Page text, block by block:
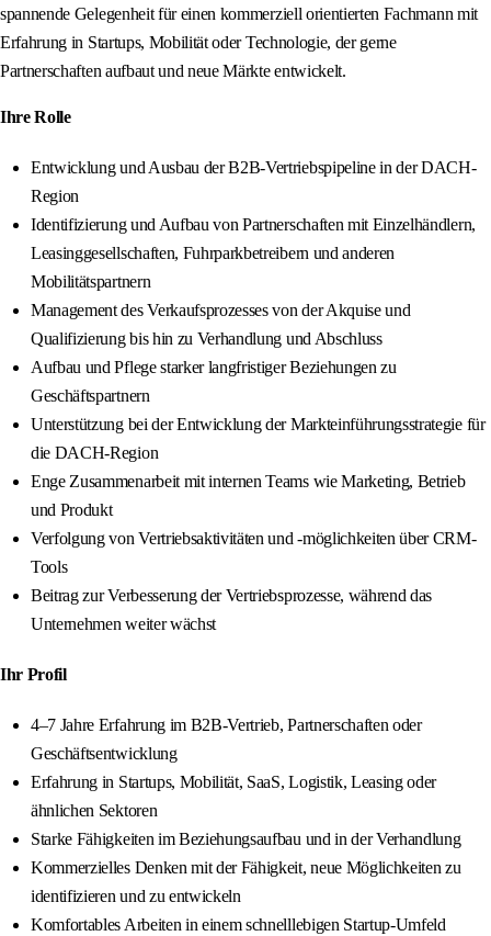
spannende Gelegenheit für einen kommerziell orientierten Fachmann mit
Erfahrung in Startups, Mobilität oder Technologie, der gerne
Partnerschaften aufbaut und neue Märkte entwickelt.
Ihre Rolle
Entwicklung und Ausbau der B2B-Vertriebspipeline in der DACH-
Region
Identifizierung und Aufbau von Partnerschaften mit Einzelhändlern,
Leasinggesellschaften, Fuhrparkbetreibern und anderen
Mobilitätspartnern
Management des Verkaufsprozesses von der Akquise und
Qualifizierung bis hin zu Verhandlung und Abschluss
Aufbau und Pflege starker langfristiger Beziehungen zu
Geschäftspartnern
Unterstützung bei der Entwicklung der Markteinführungsstrategie für
die DACH-Region
Enge Zusammenarbeit mit internen Teams wie Marketing, Betrieb
und Produkt
Verfolgung von Vertriebsaktivitäten und -möglichkeiten über CRM-
Tools
Beitrag zur Verbesserung der Vertriebsprozesse, während das
Unternehmen weiter wächst
Ihr Profil
4–7 Jahre Erfahrung im B2B-Vertrieb, Partnerschaften oder
Geschäftsentwicklung
Erfahrung in Startups, Mobilität, SaaS, Logistik, Leasing oder
ähnlichen Sektoren
Starke Fähigkeiten im Beziehungsaufbau und in der Verhandlung
Kommerzielles Denken mit der Fähigkeit, neue Möglichkeiten zu
identifizieren und zu entwickeln
Komfortables Arbeiten in einem schnelllebigen Startup-Umfeld